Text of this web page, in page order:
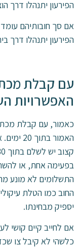
הפירעון יתנהלו דרך
הפירעון יתנהלו דרך
עם קבלת
האפשרויות
כאמור, עם קבלת
האמור
בפעימה אחת, או
התשלומים לא מונע
החוב כמו הטלת
יספיק מבחינתו.
אם לחייב קיים קושי
כלשהי לא קיבל צו